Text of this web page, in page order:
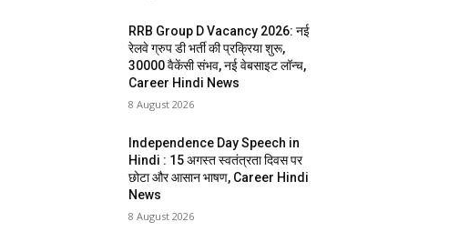
RRB Group D Vacancy 2026: नई
रेलवे ग्रुप डी भर्ती की प्रक्रिया शुरू,
30000 वैकेंसी संभव, नई वेबसाइट लॉन्च,
Career Hindi News
8 August 2026
Independence Day Speech in
Hindi : 15 अगस्त स्वतंत्रता दिवस पर
छोटा और आसान भाषण, Career Hindi
News
8 August 2026